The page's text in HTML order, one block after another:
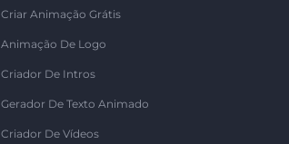
Criar Animação Grátis
Animação De Logo
Criador De Intros
Gerador De Texto Animado
Criador De Vídeos